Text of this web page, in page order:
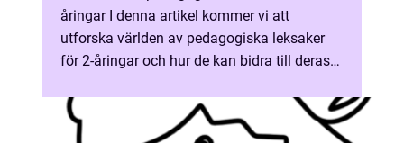
åringar I denna artikel kommer vi att
utforska världen av pedagogiska leksaker
för 2-åringar och hur de kan bidra till deras